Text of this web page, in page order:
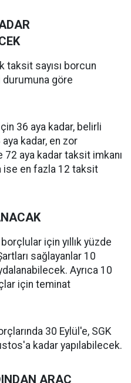
taksit sayısı borcun
göre
36 aya kadar, belirli
kadar, en zor
aya kadar taksit imkanı
ise en fazla 12 taksit
için yıllık yüzde
sağlayanlar 10
Ayrıca 10
için teminat
30 Eylül'e, SGK
kadar yapılabilecek.
ARAÇ